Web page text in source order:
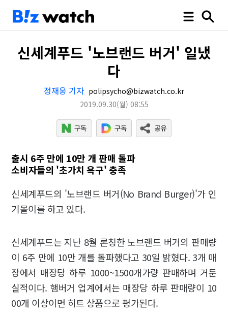
신세계푸드 '노브랜드 버거' 일냈
다
정재웅 기자 polipsycho@bizwatch.co.kr
2019.09.30(월) 08:55
출시 6주 만에 10만 개 판매 돌파
소비자들의 '초가치 욕구' 충족
신세계푸드의 '노브랜드 버거(No Brand Burger)'가 인
기몰이를 하고 있다.
신세계푸드는 지난 8월 론칭한 노브랜드 버거의 판매량
이 6주 만에 10만 개를 돌파했다고 30일 밝혔다. 3개 매
장에서 매장당 하루 1000~1500개가량 판매하며 거둔
실적이다. 햄버거 업계에서는 매장당 하루 판매량이 10
00개 이상이면 히트 상품으로 평가된다.